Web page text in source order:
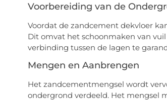
Voorbereiding van de
Voordat de zandcement dekvloer
Dit omvat het schoonmaken van
verbinding tussen de lagen te
Mengen en Aanbrengen
Het zandcementmengsel wordt
ondergrond verdeeld. Het mengsel